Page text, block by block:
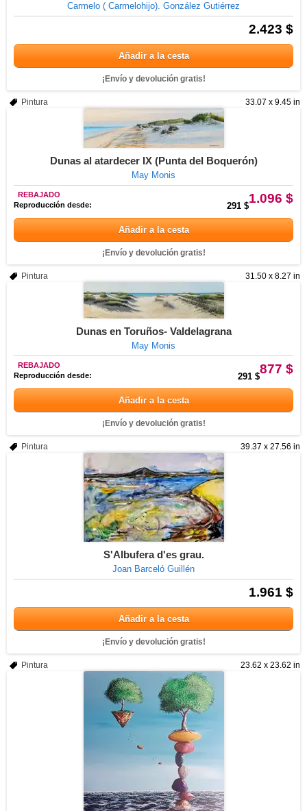
Carmelo ( Carmelohijo). González Gutiérrez
2.423 $
Añadir a la cesta
¡Envío y devolución gratis!
33.07 x 9.45 in
Pintura
Dunas al atardecer IX (Punta del Boquerón)
May Monis
1.096 $
REBAJADO
Reproducción desde:
291 $
Añadir a la cesta
¡Envío y devolución gratis!
31.50 x 8.27 in
Pintura
Dunas en Toruños- Valdelagrana
May Monis
877 $
REBAJADO
Reproducción desde:
291 $
Añadir a la cesta
¡Envío y devolución gratis!
39.37 x 27.56 in
Pintura
S'Albufera d'es grau.
Joan Barceló Guillén
1.961 $
Añadir a la cesta
¡Envío y devolución gratis!
23.62 x 23.62 in
Pintura